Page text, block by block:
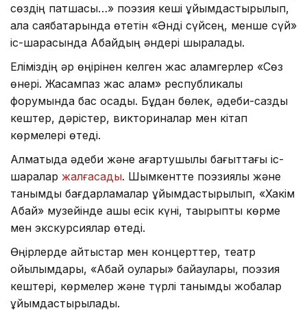
сөздің патшасы…» поэзия кеші ұйымдастырылып,
қала саябақтарында өтетін «Әнді сүйсең, менше сүй»
іс-шарасында Абайдың әндері шырқалады.
Еліміздің әр өңірінен келген жас қаламгерлер «Сөз
өнері. Жасампаз жас қалам» республикалық
форумында бас қосады. Бұдан бөлек, әдеби-сазды
кештер, дәрістер, викториналар мен кітап
көрмелері өтеді.
Алматыда әдеби және ағартушылық бағыттағы іс-
шаралар жалғасады. Шымкентте поэзиялық және
танымдық бағдарламалар ұйымдастырылып, «Хакім
Абай» музейінде ашық есік күні, тақырыптық көрме
мен экскурсиялар өтеді.
Өңірлерде айтыстар мен концерттер, театр
қойылымдары, «Абай оқулары» байқаулары, поэзия
кештері, көрмелер және түрлі танымдық жобалар
ұйымдастырылады.